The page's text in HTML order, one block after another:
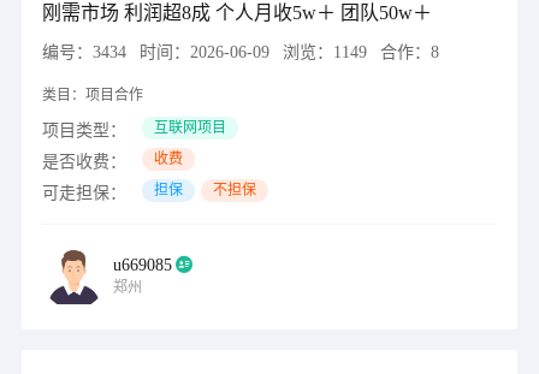
刚需市场 利润超8成 个人月收5w＋ 团队50w＋
编号： 3434 时间： 2026-06-09 浏览： 1149 合作： 8
类目： 项目合作
项目类型： 互联网项目
是否收费： 收费
可走担保： 担保 不担保
u669085
郑州